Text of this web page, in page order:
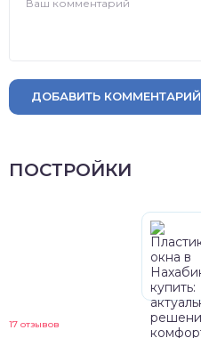
ДОБАВИТЬ КОММЕНТАРИЙ
ПОСТРОЙКИ
17 отзывов